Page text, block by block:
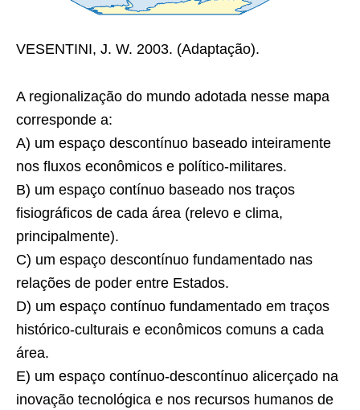
VESENTINI, J. W. 2003. (Adaptação).
A regionalização do mundo adotada nesse mapa
corresponde a:
A) um espaço descontínuo baseado inteiramente
nos fluxos econômicos e político-militares.
B) um espaço contínuo baseado nos traços
fisiográficos de cada área (relevo e clima,
principalmente).
C) um espaço descontínuo fundamentado nas
relações de poder entre Estados.
D) um espaço contínuo fundamentado em traços
histórico-culturais e econômicos comuns a cada
área.
E) um espaço contínuo-descontínuo alicerçado na
inovação tecnológica e nos recursos humanos de